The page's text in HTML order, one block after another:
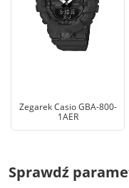
Zegarek Casio GBA-800-
1AER
Sprawdź